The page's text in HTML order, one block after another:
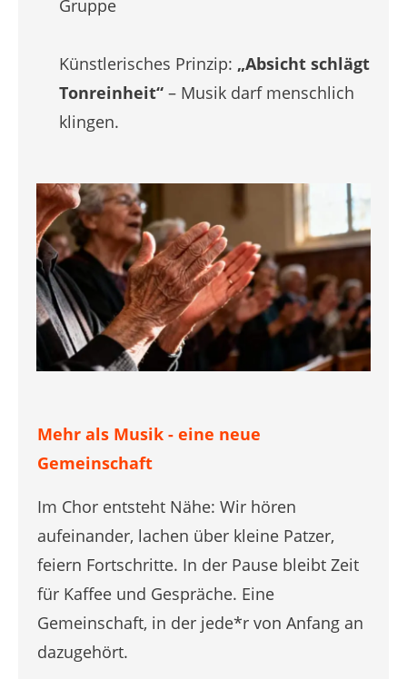
Gruppe
Künstlerisches Prinzip: „Absicht schlägt
Tonreinheit“ – Musik darf menschlich
klingen.
Mehr als Musik - eine neue
Gemeinschaft
Im Chor entsteht Nähe: Wir hören
aufeinander, lachen über kleine Patzer,
feiern Fortschritte. In der Pause bleibt Zeit
für Kaffee und Gespräche. Eine
Gemeinschaft, in der jede*r von Anfang an
dazugehört.